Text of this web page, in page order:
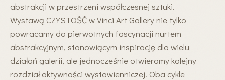
abstrakcji w przestrzeni współczesnej sztuki.
Wystawą CZYSTOŚĆ w Vinci Art Gallery nie tylko
powracamy do pierwotnych fascynacji nurtem
abstrakcyjnym, stanowiącym inspirację dla wielu
działań galerii, ale jednocześnie otwieramy kolejny
rozdział aktywności wystawienniczej. Oba cykle